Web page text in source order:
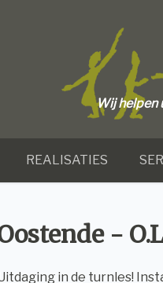
Wij helpen
REALISATIES
-
in de turnles!